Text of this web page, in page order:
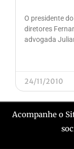
O presidente
diretores
advogada
24/11/2010
Acompanhe o